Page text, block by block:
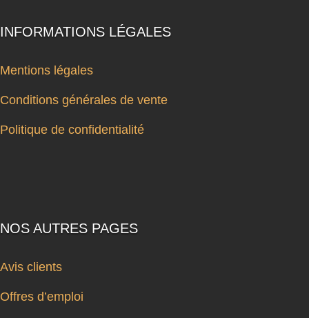
INFORMATIONS LÉGALES
Mentions légales
Conditions générales de vente
Politique de confidentialité
NOS AUTRES PAGES
Avis clients
Offres d’emploi